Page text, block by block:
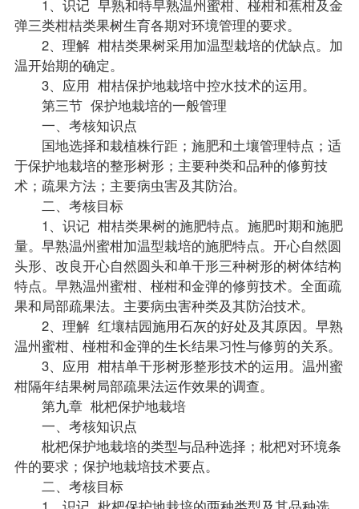
1、识记 早熟和特早熟温州蜜柑、椪柑和蕉柑及金
弹三类柑桔类果树生育各期对环境管理的要求。
2、理解 柑桔类果树采用加温型栽培的优缺点。加
温开始期的确定。
3、应用 柑桔保护地栽培中控水技术的运用。
第三节 保护地栽培的一般管理
一、考核知识点
国地选择和栽植株行距；施肥和土壤管理特点；适
于保护地栽培的整形树形；主要种类和品种的修剪技
术；疏果方法；主要病虫害及其防治。
二、考核目标
1、识记 柑桔类果树的施肥特点。施肥时期和施肥
量。早熟温州蜜柑加温型栽培的施肥特点。开心自然圆
头形、改良开心自然圆头和单干形三种树形的树体结构
特点。早熟温州蜜柑、椪柑和金弹的修剪技术。全面疏
果和局部疏果法。主要病虫害种类及其防治技术。
2、理解 红壤桔园施用石灰的好处及其原因。早熟
温州蜜柑、椪柑和金弹的生长结果习性与修剪的关系。
3、应用 柑桔单干形树形整形技术的运用。温州蜜
柑隔年结果树局部疏果法运作效果的调查。
第九章 枇杷保护地栽培
一、考核知识点
枇杷保护地栽培的类型与品种选择；枇杷对环境条
件的要求；保护地栽培技术要点。
二、考核目标